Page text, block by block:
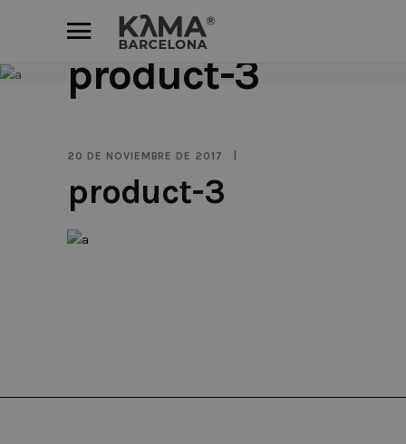
product-3
20 DE NOVIEMBRE DE 2017
product-3